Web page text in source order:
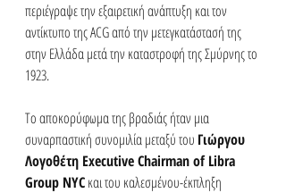
περιέγραψε την εξαιρετική ανάπτυξη και τον
αντίκτυπο της ACG από την μετεγκατάστασή της
στην Ελλάδα μετά την καταστροφή της Σμύρνης το
1923.
Το αποκορύφωμα της βραδιάς ήταν μια
συναρπαστική συνομιλία μεταξύ του Γιώργου
Λογοθέτη Executive Chairman of Libra
Group NYC και του καλεσμένου-έκπληξη